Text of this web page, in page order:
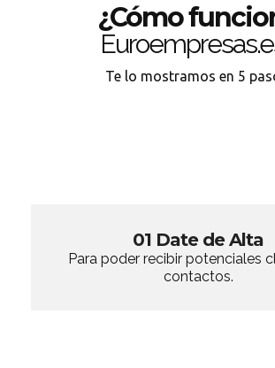
¿Cómo
Te lo mostramos en 5
01 Date de Alta
Para poder recibir potenciales
contactos.